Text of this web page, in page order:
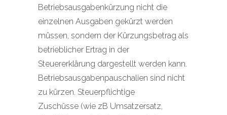
Betriebsausgabenkürzung nicht die
einzelnen Ausgaben gekürzt werden
müssen, sondern der Kürzungsbetrag als
betrieblicher Ertrag in der
Steuererklärung dargestellt werden kann.
Betriebsausgabenpauschalien sind nicht
zu kürzen. Steuerpflichtige
Zuschüsse (wie zB Umsatzersatz,